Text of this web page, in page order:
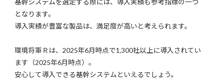
となります。
導入実績が豊富な製品は、満足度が高いと考えられます。
環境将軍Ｒは、2025年6月時点で1,300社以上に導入されてい
ます（2025年6月時点）。
安心して導入できる基幹システムといえるでしょう。